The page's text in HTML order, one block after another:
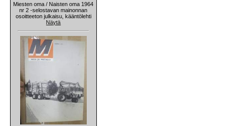
Miesten oma / Naisten oma 1964
nr 2 -selostavan mainonnan
osoitteeton julkaisu, kääntölehti
Näytä